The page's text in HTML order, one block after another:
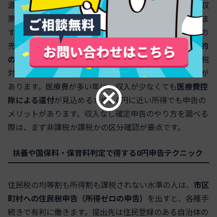
源泉徴収があり、年内に年末調整が未実施
なら、源泉徴収
票を用意して還付申告をすると税金が戻る可能性がありま
す。不用品売却は、生活用動産のフリマやリサイクルでの
売上なら
譲渡所得は非課税が原則です。ただし、
営利目的
の継続販売や貴金属・骨董などの高額資産の売却益は課税
対象になり、収入が少額でも確定申告が必要になる場合が
あります。医療費が多い年は、収入が少なくても医療費控
除による還付が見込めるため、0円に近い所得でも申告の
メリットがあります。収入なし確定申告のやり方を調べる
際は、まず非課税か課税かの区分確認が要点です。
扶養や国保料・保育料判定で得する0円申告テクニック
住民税の均等割も所得割も課税されない水準の人は、 市区
町村への住民税申告（所得ゼロの申告） を出すと、各種手
続きで有利に働きます。提出先は住民登録のある自治体の